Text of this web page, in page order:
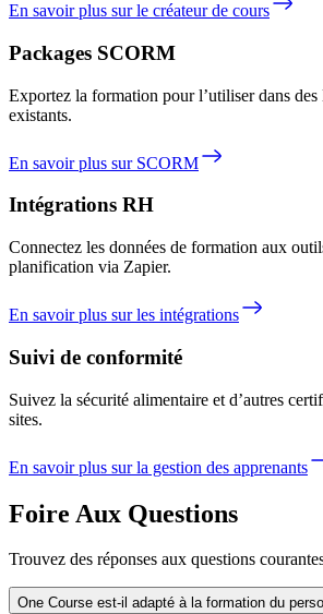
En savoir plus sur le créateur de cours
Packages SCORM
Exportez la formation pour l’utiliser dans
existants.
En savoir plus sur SCORM
Intégrations RH
Connectez les données de formation aux
planification via Zapier.
En savoir plus sur les intégrations
Suivi de conformité
Suivez la sécurité alimentaire et d’autres
sites.
En savoir plus sur la gestion des apprenants
Foire Aux Questions
Trouvez des réponses aux questions
One Course est-il adapté à la formation du